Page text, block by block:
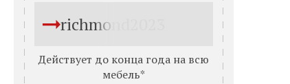
richmond2023
Действует до конца года на всю
мебель*